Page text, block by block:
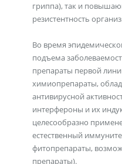
гриппа), так и
резистентность
Во время
подъема
препараты первой
химиопрепараты,
антивирусной
интерфероны и их
целесообразно
естественный
фитопрепараты,
препараты).